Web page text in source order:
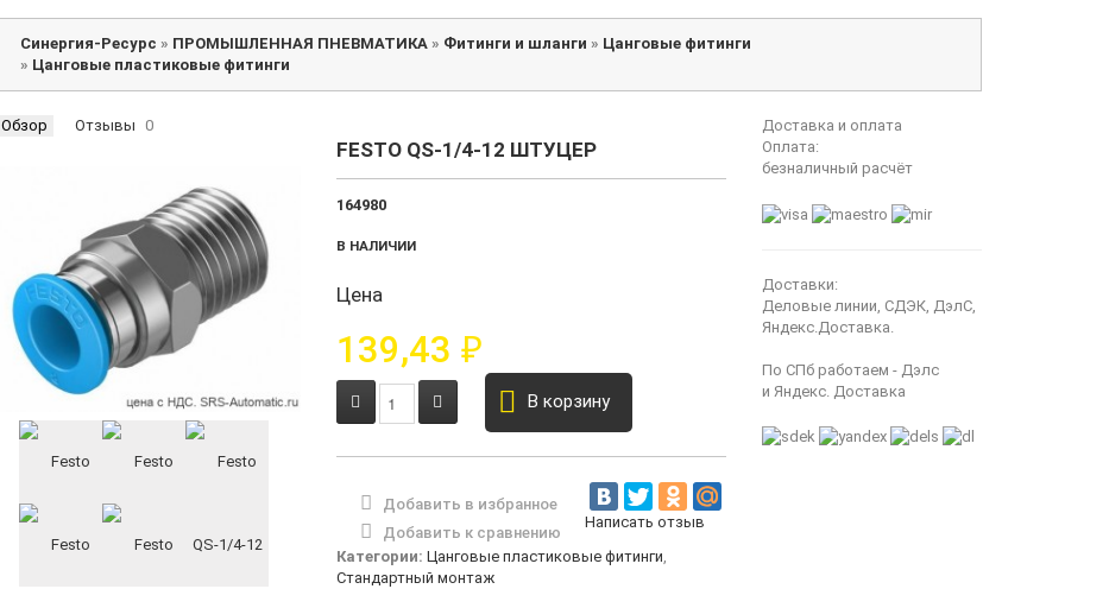
Синергия-Ресурс » ПРОМЫШЛЕННАЯ ПНЕВМАТИКА » Фитинги и шланги » Цанговые фитинги
» Цанговые пластиковые фитинги
Обзор Отзывы 0
FESTO QS-1/4-12 ШТУЦЕР
164980
В НАЛИЧИИ
Цена
139,43 ₽
В корзину
Добавить в избранное
Добавить к сравнению
Написать отзыв
Категории: Цанговые пластиковые фитинги,
Стандартный монтаж
Доставка и оплата
Оплата:
безналичный расчёт
Доставки:
Деловые линии, СДЭК, ДэлС,
Яндекс.Доставка.
По СПб работаем - Дэлс
и Яндекс. Доставка